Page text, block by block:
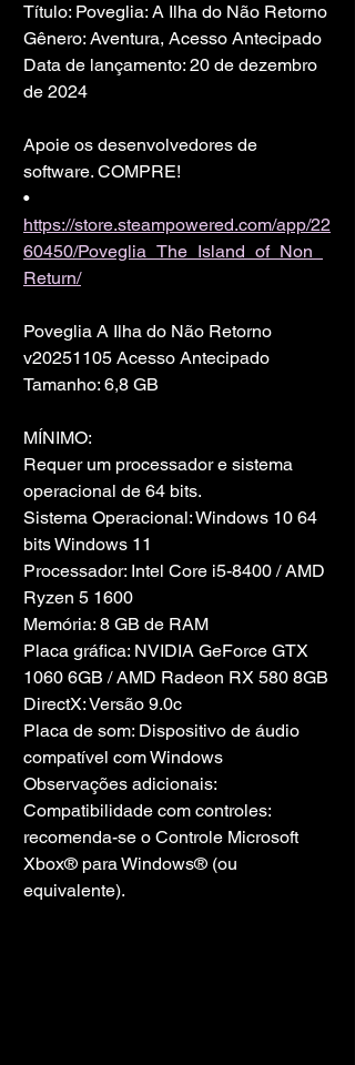
Título: Poveglia: A Ilha do Não Retorno
Gênero: Aventura, Acesso Antecipado
Data de lançamento: 20 de dezembro
de 2024
Apoie os desenvolvedores de
software. COMPRE!
•
https://store.steampowered.com/app/22
60450/Poveglia_The_Island_of_Non_
Return/
Poveglia A Ilha do Não Retorno
v20251105 Acesso Antecipado
Tamanho: 6,8 GB
MÍNIMO:
Requer um processador e sistema
operacional de 64 bits.
Sistema Operacional: Windows 10 64
bits Windows 11
Processador: Intel Core i5-8400 / AMD
Ryzen 5 1600
Memória: 8 GB de RAM
Placa gráfica: NVIDIA GeForce GTX
1060 6GB / AMD Radeon RX 580 8GB
DirectX: Versão 9.0c
Placa de som: Dispositivo de áudio
compatível com Windows
Observações adicionais:
Compatibilidade com controles:
recomenda-se o Controle Microsoft
Xbox® para Windows® (ou
equivalente).